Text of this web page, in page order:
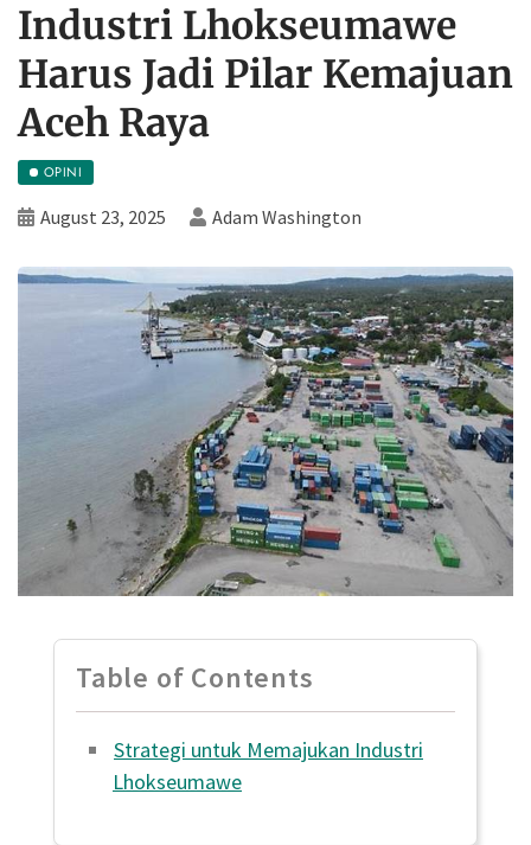
Industri Lhokseumawe
Harus Jadi Pilar Kemajuan
Aceh Raya
OPINI
August 23, 2025 Adam Washington
Table of Contents
Strategi untuk Memajukan Industri
Lhokseumawe